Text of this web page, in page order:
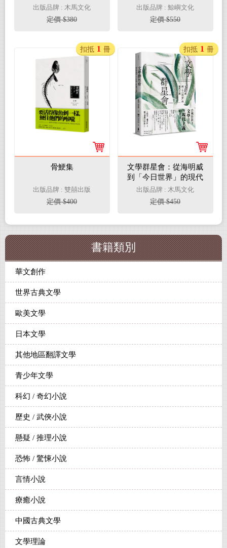
出版品牌 : 木馬文化
定價 $380
出版品牌 : 鯨嶼文化
定價 $550
骨鯁集
出版品牌 : 雙囍出版
定價 $400
扣抵 1 冊
文學群星會：從海明威
到「今日世界」的現代
主義
出版品牌 : 木馬文化
定價 $450
扣抵 1 冊
書籍類別
華文創作
世界古典文學
歐美文學
日本文學
其他地區翻譯文學
青少年文學
科幻 / 奇幻小說
歷史 / 武俠小說
懸疑 / 推理小說
恐怖 / 驚悚小說
言情小說
療癒小說
中國古典文學
文學理論